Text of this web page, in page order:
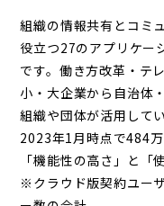
組織の情報共有とコミ
役立つ27のアプリケー
です。働き方改革・テ
小・大企業から自治体
組織や団体が活用して
2023年1月時点で484
「機能性の高さ」と「
※クラウド版契約ユー